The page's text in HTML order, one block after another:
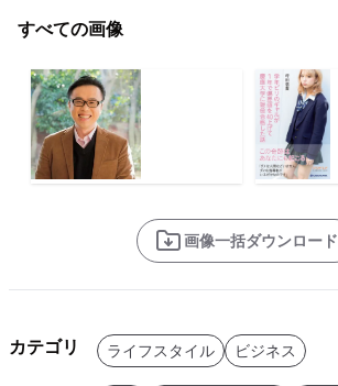
すべての画像
画像一括ダウンロード
カテゴリ ライフスタイル ビジネス